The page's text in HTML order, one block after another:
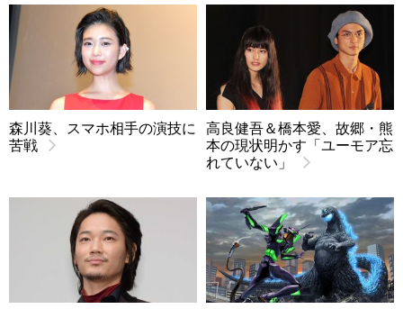
森川葵、スマホ相手の演技に
苦戦
高良健吾＆橋本愛、故郷・熊
本の現状明かす「ユーモア忘
れていない」